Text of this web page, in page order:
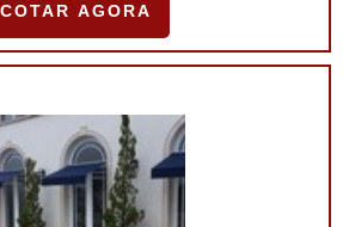
de ser muito resistente, o produto
e permite a diminuição de gastos
pátios, refeitórios, corredores de
poliesportivas, dentre outros, os
são comumente confundidos
COTAR AGORA